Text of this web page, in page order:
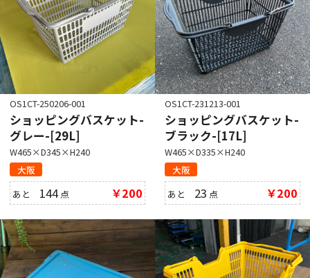
OS1CT-250206-001
ショッピングバスケット-
グレー-[29L]
W465×D345×H240
大阪
あと 144点 ￥200
OS1CT-231213-001
ショッピングバスケット-
ブラック-[17L]
W465×D335×H240
大阪
あと 23 点 ￥200